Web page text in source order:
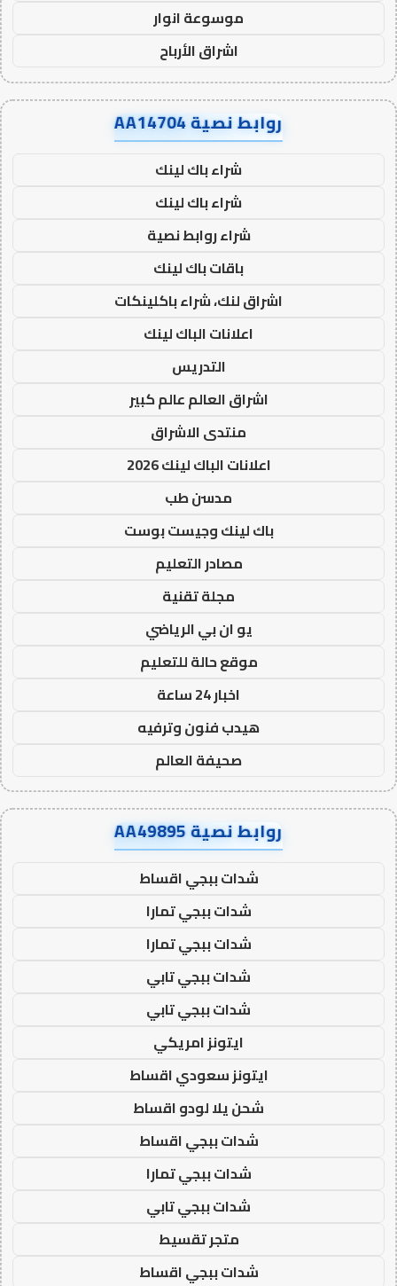
موسوعة انوار
اشراق الأرباح
روابط نصية AA14704
شراء باك لينك
شراء باك لينك
شراء روابط نصية
باقات باك لينك
اشراق لنك، شراء باكلينكات
اعلانات الباك لينك
التدريس
اشراق العالم عالم كبير
منتدى الاشراق
اعلانات الباك لينك 2026
مدسن طب
باك لينك وجيست بوست
مصادر التعليم
مجلة تقنية
يو ان بي الرياضي
موقع حالة للتعليم
اخبار 24 ساعة
هيدب فنون وترفيه
صحيفة العالم
روابط نصية AA49895
شدات ببجي اقساط
شدات ببجي تمارا
شدات ببجي تمارا
شدات ببجي تابي
شدات ببجي تابي
ايتونز امريكي
ايتونز سعودي اقساط
شحن يلا لودو اقساط
شدات ببجي اقساط
شدات ببجي تمارا
شدات ببجي تابي
متجر تقسيط
شدات ببجي اقساط